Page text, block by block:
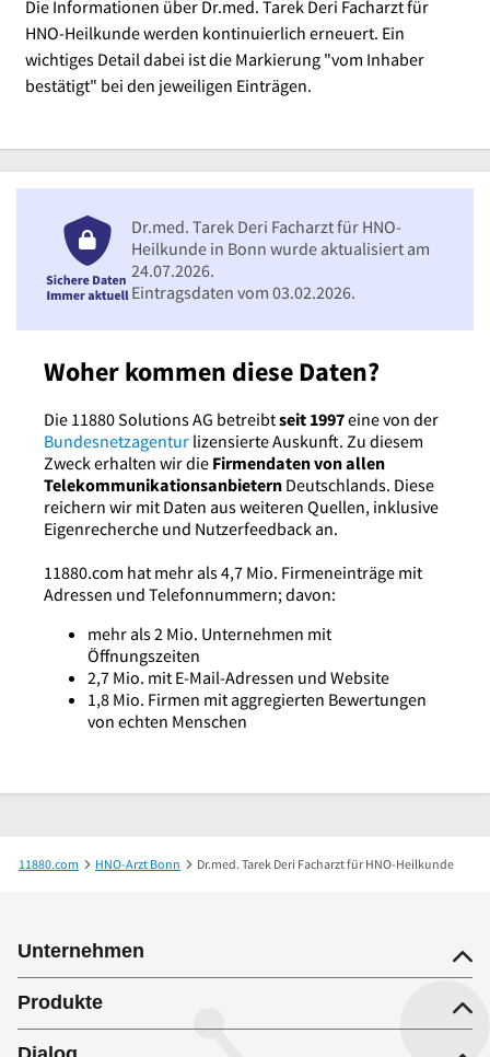
Die Informationen über Dr.med. Tarek Deri Facharzt für
HNO-Heilkunde werden kontinuierlich erneuert. Ein
wichtiges Detail dabei ist die Markierung "vom Inhaber
bestätigt" bei den jeweiligen Einträgen.
Woher kommen diese Daten?
Die 11880 Solutions AG betreibtseit 1997eine von der
Bundesnetzagentur lizensierte Auskunft. Zu diesem
Zweck erhalten wir die Firmendaten von allen
Telekommunikationsanbietern Deutschlands. Diese
reichern wir mit Daten aus weiteren Quellen, inklusive
Eigenrecherche und Nutzerfeedback an.
11880.com hat mehr als 4,7 Mio. Firmeneinträge mit
Adressen und Telefonnummern; davon:
mehr als 2 Mio. Unternehmen mit
Öffnungszeiten
2,7 Mio. mit E-Mail-Adressen und Website
1,8 Mio. Firmen mit aggregierten Bewertungen
von echten Menschen
Dr.med. Tarek Deri Facharzt für HNO-
Heilkunde in Bonn wurde aktualisiert am
24.07.2026.
Eintragsdaten vom 03.02.2026.
11880.com HNO-Arzt Bonn Dr.med. Tarek Deri Facharzt für HNO-Heilkunde
Unternehmen
Produkte